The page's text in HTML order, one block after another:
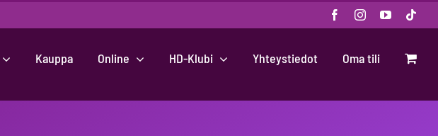
FacebookInstagramYouTube
Kauppa Online HD-Klubi Yhteystiedot Oma tili